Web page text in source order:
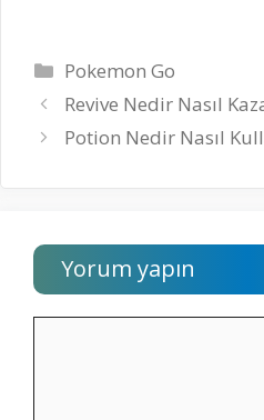
Kategoriler
Pokemon Go
Revive Nedir Nasıl
Potion Nedir Nasıl
Yorum yapın